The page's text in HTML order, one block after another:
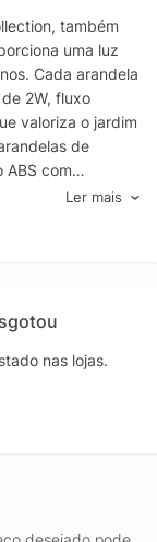
também
uma luz
Cada arandela
2W, fluxo
valoriza o jardim
de
com
de proteção
e a jatos de
fachadas,
preta.O prazo de
Ler mais
nas lojas.